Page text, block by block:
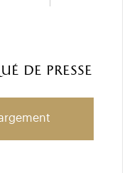
de presse